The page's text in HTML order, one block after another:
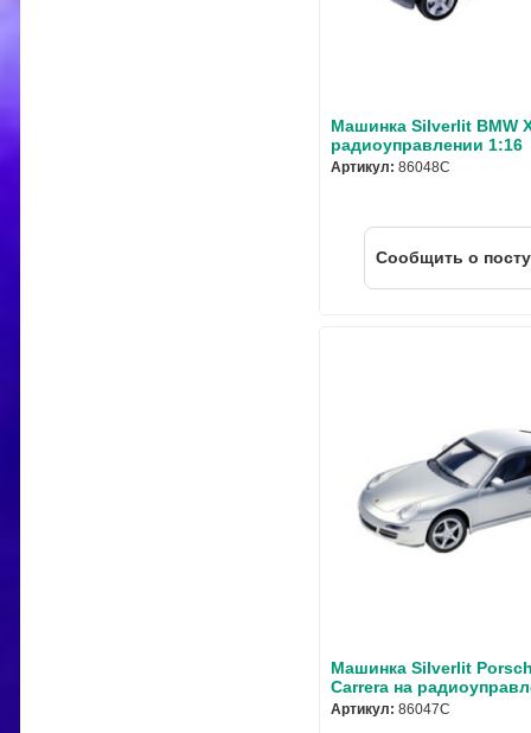
Машинка Silverlit BMW
радиоуправлении 1:16
Артикул: 86048C
Cообщить о
Машинка Silverlit
Carrera на
Артикул: 86047C